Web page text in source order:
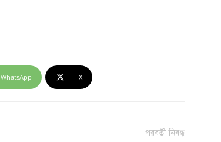
WhatsApp X
পরবর্তী নিবন্ধ